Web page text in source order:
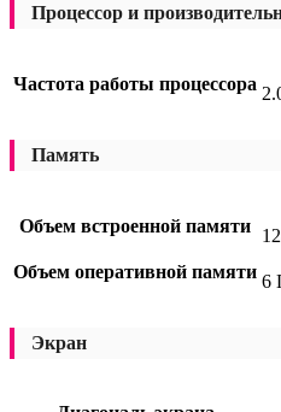
Процессор и
Частота работы процессора
Память
Объем встроенной памяти
Объем оперативной памяти 6
Экран